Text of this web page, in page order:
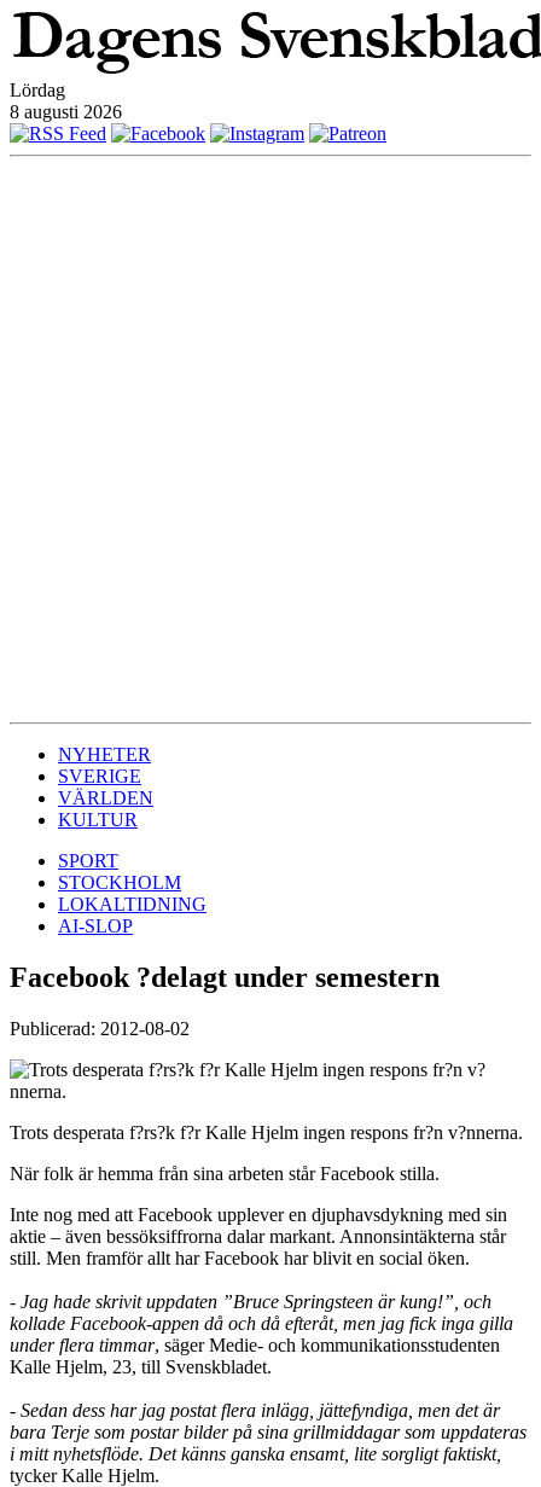
Lördag
8 augusti 2026
NYHETER
SVERIGE
VÄRLDEN
KULTUR
SPORT
STOCKHOLM
LOKALTIDNING
AI-SLOP
Facebook ?delagt under semestern
Publicerad: 2012-08-02
Trots desperata f?rs?k f?r Kalle Hjelm ingen respons fr?n v?nnerna.
När folk är hemma från sina arbeten står Facebook stilla.
Inte nog med att Facebook upplever en djuphavsdykning med sin
aktie – även bessöksiffrorna dalar markant. Annonsintäkterna står
still. Men framför allt har Facebook har blivit en social öken.
- Jag hade skrivit uppdaten ”Bruce Springsteen är kung!”, och
kollade Facebook-appen då och då efteråt, men jag fick inga gilla
under flera timmar, säger Medie- och kommunikationsstudenten
Kalle Hjelm, 23, till Svenskbladet.
- Sedan dess har jag postat flera inlägg, jättefyndiga, men det är
bara Terje som postar bilder på sina grillmiddagar som uppdateras
i mitt nyhetsflöde. Det känns ganska ensamt, lite sorgligt faktiskt,
tycker Kalle Hjelm.